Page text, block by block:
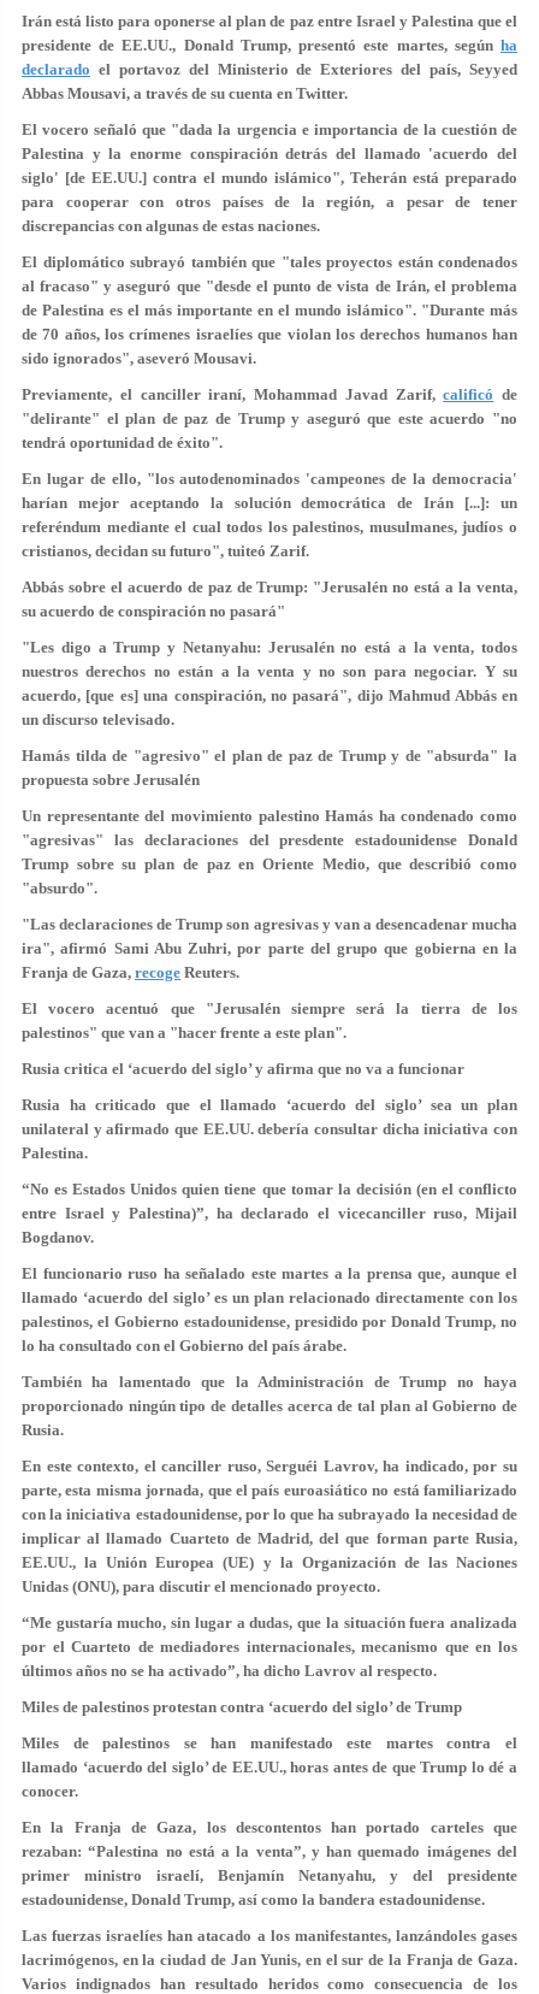
Irán está listo para oponerse al plan de paz entre Israel y Palestina que el
presidente de EE.UU., Donald Trump, presentó este martes, según ha
declarado el portavoz del Ministerio de Exteriores del país, Seyyed
Abbas Mousavi, a través de su cuenta en Twitter.
El vocero señaló que "dada la urgencia e importancia de la cuestión de
Palestina y la enorme conspiración detrás del llamado 'acuerdo del
siglo' [de EE.UU.] contra el mundo islámico", Teherán está preparado
para cooperar con otros países de la región, a pesar de tener
discrepancias con algunas de estas naciones.
El diplomático subrayó también que "tales proyectos están condenados
al fracaso" y aseguró que "desde el punto de vista de Irán, el problema
de Palestina es el más importante en el mundo islámico". "Durante más
de 70 años, los crímenes israelíes que violan los derechos humanos han
sido ignorados", aseveró Mousavi.
Previamente, el canciller iraní, Mohammad Javad Zarif,calificó de
"delirante" el plan de paz de Trump y aseguró que este acuerdo "no
tendrá oportunidad de éxito".
En lugar de ello, "los autodenominados 'campeones de la democracia'
harían mejor aceptando la solución democrática de Irán [...]: un
referéndum mediante el cual todos los palestinos, musulmanes, judíos o
cristianos, decidan su futuro", tuiteó Zarif.
Abbás sobre el acuerdo de paz de Trump: "Jerusalén no está a la venta,
su acuerdo de conspiración no pasará"
"Les digo a Trump y Netanyahu: Jerusalén no está a la venta, todos
nuestros derechos no están a la venta y no son para negociar. Y su
acuerdo, [que es] una conspiración, no pasará", dijo Mahmud Abbás en
un discurso televisado.
Hamás tilda de "agresivo" el plan de paz de Trump y de "absurda" la
propuesta sobre Jerusalén
Un representante del movimiento palestino Hamás ha condenado como
"agresivas" las declaraciones del presdente estadounidense Donald
Trump sobre su plan de paz en Oriente Medio, que describió como
"absurdo".
"Las declaraciones de Trump son agresivas y van a desencadenar mucha
ira", afirmó Sami Abu Zuhri, por parte del grupo que gobierna en la
Franja de Gaza, recoge Reuters.
El vocero acentuó que "Jerusalén siempre será la tierra de los
palestinos" que van a "hacer frente a este plan".
Rusia critica el ‘acuerdo del siglo’ y afirma que no va a funcionar
Rusia ha criticado que el llamado ‘acuerdo del siglo’ sea un plan
unilateral y afirmado que EE.UU. debería consultar dicha iniciativa con
Palestina.
“No es Estados Unidos quien tiene que tomar la decisión (en el conflicto
entre Israel y Palestina)”, ha declarado el vicecanciller ruso, Mijail
Bogdanov.
El funcionario ruso ha señalado este martes a la prensa que, aunque el
llamado ‘acuerdo del siglo’ es un plan relacionado directamente con los
palestinos, el Gobierno estadounidense, presidido por Donald Trump, no
lo ha consultado con el Gobierno del país árabe.
También ha lamentado que la Administración de Trump no haya
proporcionado ningún tipo de detalles acerca de tal plan al Gobierno de
Rusia.
En este contexto, el canciller ruso, Serguéi Lavrov, ha indicado, por su
parte, esta misma jornada, que el país euroasiático no está familiarizado
con la iniciativa estadounidense, por lo que ha subrayado la necesidad de
implicar al llamado Cuarteto de Madrid, del que forman parte Rusia,
EE.UU., la Unión Europea (UE) y la Organización de las Naciones
Unidas (ONU), para discutir el mencionado proyecto.
“Me gustaría mucho, sin lugar a dudas, que la situación fuera analizada
por el Cuarteto de mediadores internacionales, mecanismo que en los
últimos años no se ha activado”, ha dicho Lavrov al respecto.
Miles de palestinos protestan contra ‘acuerdo del siglo’ de Trump
Miles de palestinos se han manifestado este martes contra el
llamado ‘acuerdo del siglo’ de EE.UU., horas antes de que Trump lo dé a
conocer.
En la Franja de Gaza, los descontentos han portado carteles que
rezaban: “Palestina no está a la venta”, y han quemado imágenes del
primer ministro israelí, Benjamín Netanyahu, y del presidente
estadounidense, Donald Trump, así como la bandera estadounidense.
Las fuerzas israelíes han atacado a los manifestantes, lanzándoles gases
lacrimógenos, en la ciudad de Jan Yunis, en el sur de la Franja de Gaza.
Varios indignados han resultado heridos como consecuencia de los